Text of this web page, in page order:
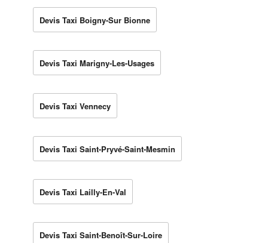
Devis Taxi Boigny-Sur Bionne
Devis Taxi Marigny-Les-Usages
Devis Taxi Vennecy
Devis Taxi Saint-Pryvé-Saint-Mesmin
Devis Taxi Lailly-En-Val
Devis Taxi Saint-Benoît-Sur-Loire